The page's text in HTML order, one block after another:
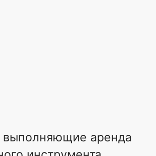
выполняющие аренда